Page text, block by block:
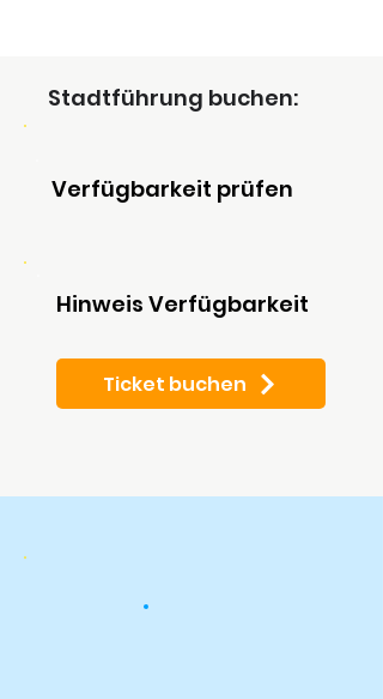
Stadtführung buchen:
Verfügbarkeit prüfen
Hinweis Verfügbarkeit
Ticket buchen